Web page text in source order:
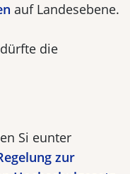
auf Landesebene.
die
Si eunter
zur